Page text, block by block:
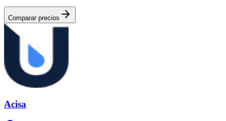
Comparar precios
Acisa